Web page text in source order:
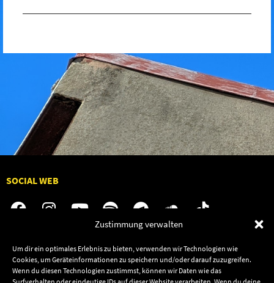
Zustimmung verwalten
Um dir ein optimales Erlebnis zu bieten, verwenden wir Technologien wie
Cookies, um Geräteinformationen zu speichern und/oder darauf zuzugreifen.
Wenn du diesen Technologien zustimmst, können wir Daten wie das
SOCIAL WEB
Audiolith
News
Jobs
Kontakt